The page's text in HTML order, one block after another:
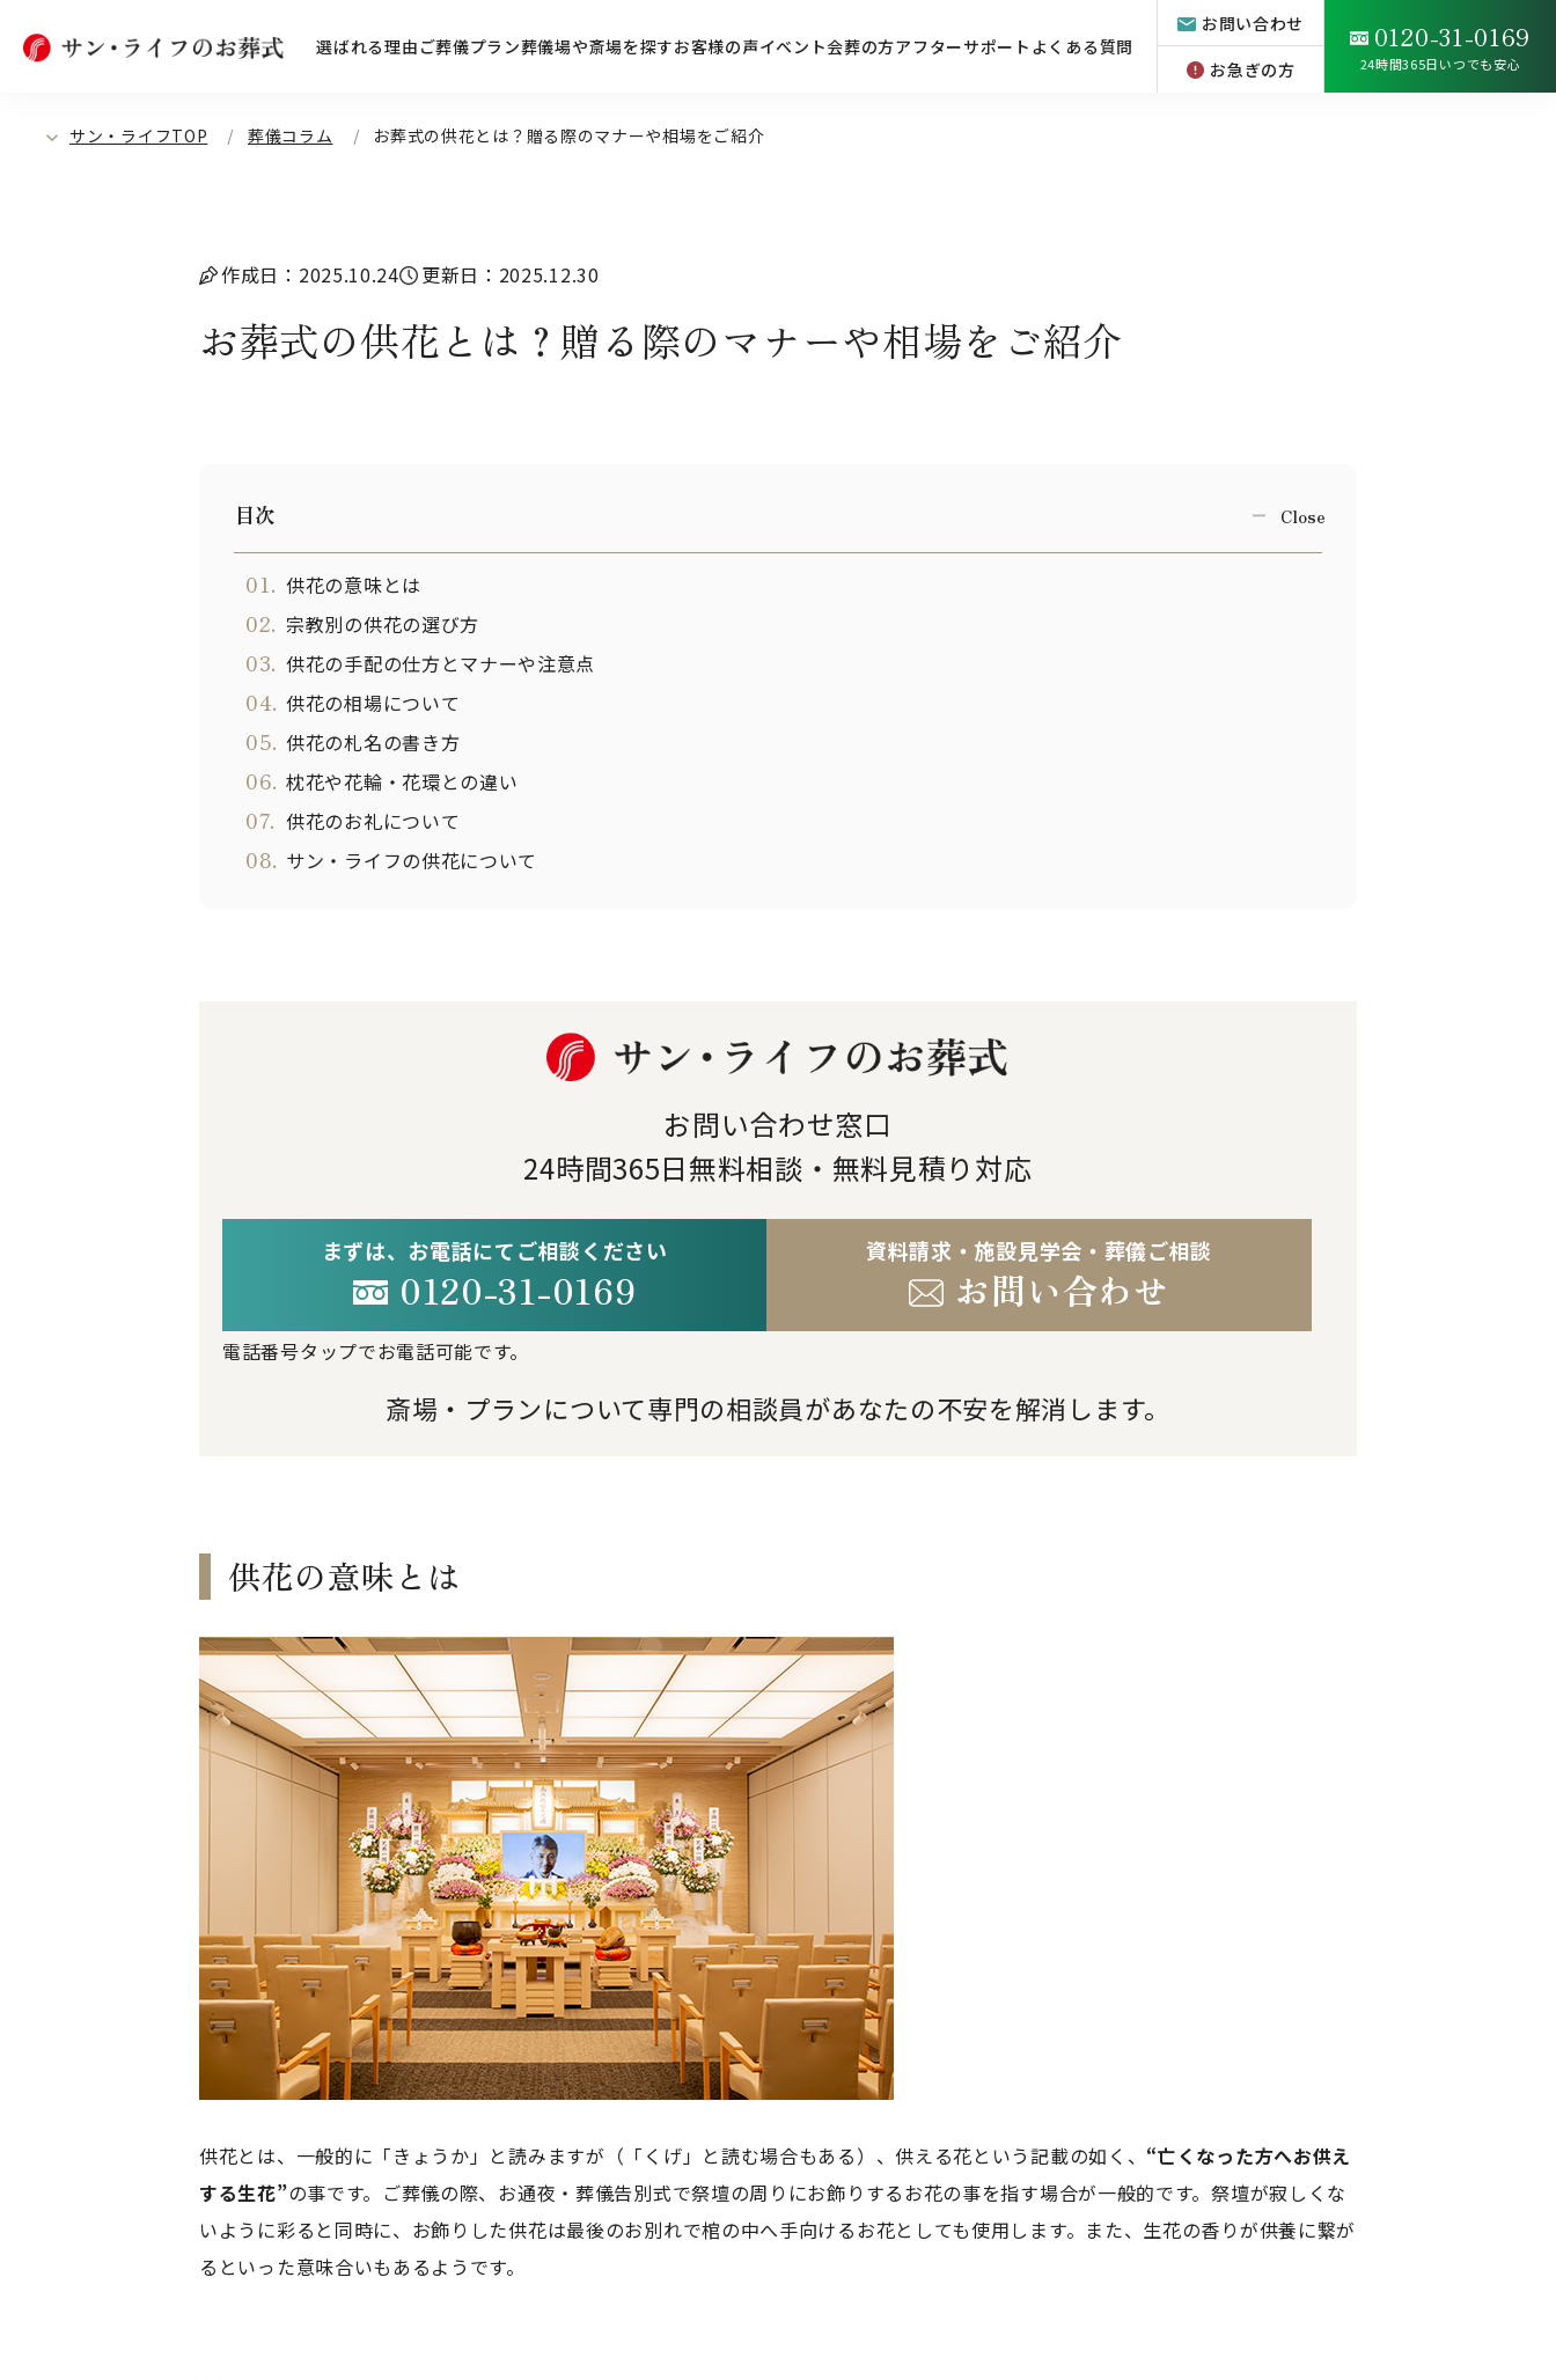
選ばれる理由 ご葬儀プラン葬儀場や斎場を探すお客様の声イベント会葬の方アフターサポート よくある質問
お問い合わせ
お急ぎの方
0120-31-0169
24時間365日いつでも安心
サン・ライフTOP 葬儀コラム お葬式の供花とは？贈る際のマナーや相場をご紹介
作成日：2025.10.24 更新日：2025.12.30
お葬式の供花とは？贈る際のマナーや相場をご紹介
目次
01. 供花の意味とは
02. 宗教別の供花の選び方
03. 供花の手配の仕方とマナーや注意点
04. 供花の相場について
05. 供花の札名の書き方
06. 枕花や花輪・花環との違い
07. 供花のお礼について
08. サン・ライフの供花について
お問い合わせ窓口
24時間365日無料相談・無料見積り対応
まずは、お電話にてご相談ください
0120-31-0169
電話番号タップでお電話可能です。
資料請求・施設見学会・葬儀ご相談
お問い合わせ
斎場・プランについて専門の相談員があなたの不安を解消します。
供花の意味とは
供花とは、一般的に「きょうか」と読みますが（「くげ」と読む場合もある）、供える花という記載の如く、 “亡くなった方へお供え
する生花”の事です。ご葬儀の際、お通夜・葬儀告別式で祭壇の周りにお飾りするお花の事を指す場合が一般的です。祭壇が寂しくな
いように彩ると同時に、お飾りした供花は最後のお別れで棺の中へ手向けるお花としても使用します。また、生花の香りが供養に繋が
るといった意味合いもあるようです。